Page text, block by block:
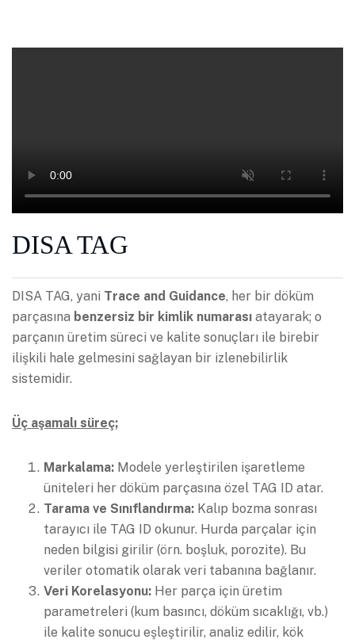
DISA TAG
DISA TAG, yani Trace and Guidance, her bir döküm
parçasına benzersiz bir kimlik numarası atayarak; o
parçanın üretim süreci ve kalite sonuçları ile birebir
ilişkili hale gelmesini sağlayan bir izlenebilirlik
sistemidir.
Üç aşamalı süreç;
Markalama: Modele yerleştirilen işaretleme
üniteleri her döküm parçasına özel TAG ID atar.
Tarama ve Sınıflandırma: Kalıp bozma sonrası
tarayıcı ile TAG ID okunur. Hurda parçalar için
neden bilgisi girilir (örn. boşluk, porozite). Bu
veriler otomatik olarak veri tabanına bağlanır.
Veri Korelasyonu: Her parça için üretim
parametreleri (kum basıncı, döküm sıcaklığı, vb.)
ile kalite sonucu eşleştirilir, analiz edilir, kök